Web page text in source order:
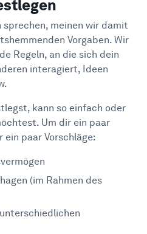
sprechen, meinen wir damit
Vorgaben. Wir
Regeln, an die sich dein
interagiert, Ideen
kann so einfach oder
Um dir ein paar
ein paar Vorschläge:
(im Rahmen des